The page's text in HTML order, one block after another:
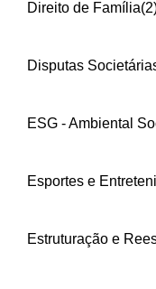
Direito de Família
Disputas
ESG - Ambiental
Esportes e
Estruturação e